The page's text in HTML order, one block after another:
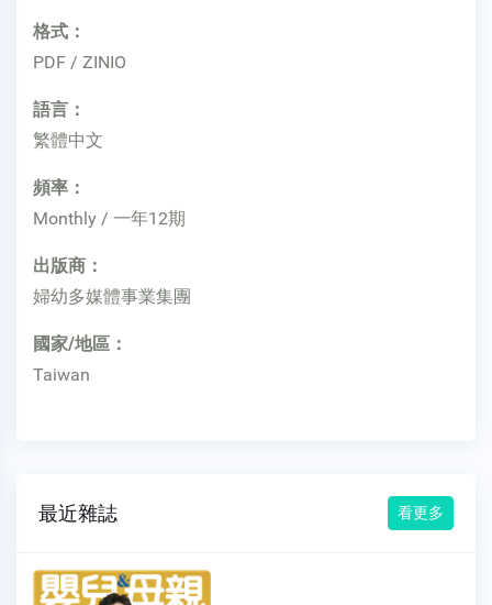
格式：
PDF / ZINIO
語言：
繁體中文
頻率：
Monthly / 一年12期
出版商：
婦幼多媒體事業集團
國家/地區：
Taiwan
最近雜誌 看更多